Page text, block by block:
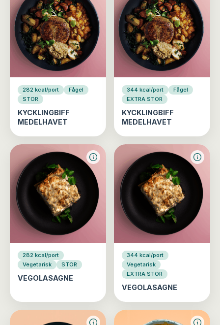
282 kcal/port
Fågel
STOR
KYCKLINGBIFF
MEDELHAVET
344 kcal/port
Fågel
EXTRA STOR
KYCKLINGBIFF
MEDELHAVET
282 kcal/port
Vegetarisk
STOR
VEGOLASAGNE
344 kcal/port
Vegetarisk
EXTRA STOR
VEGOLASAGNE